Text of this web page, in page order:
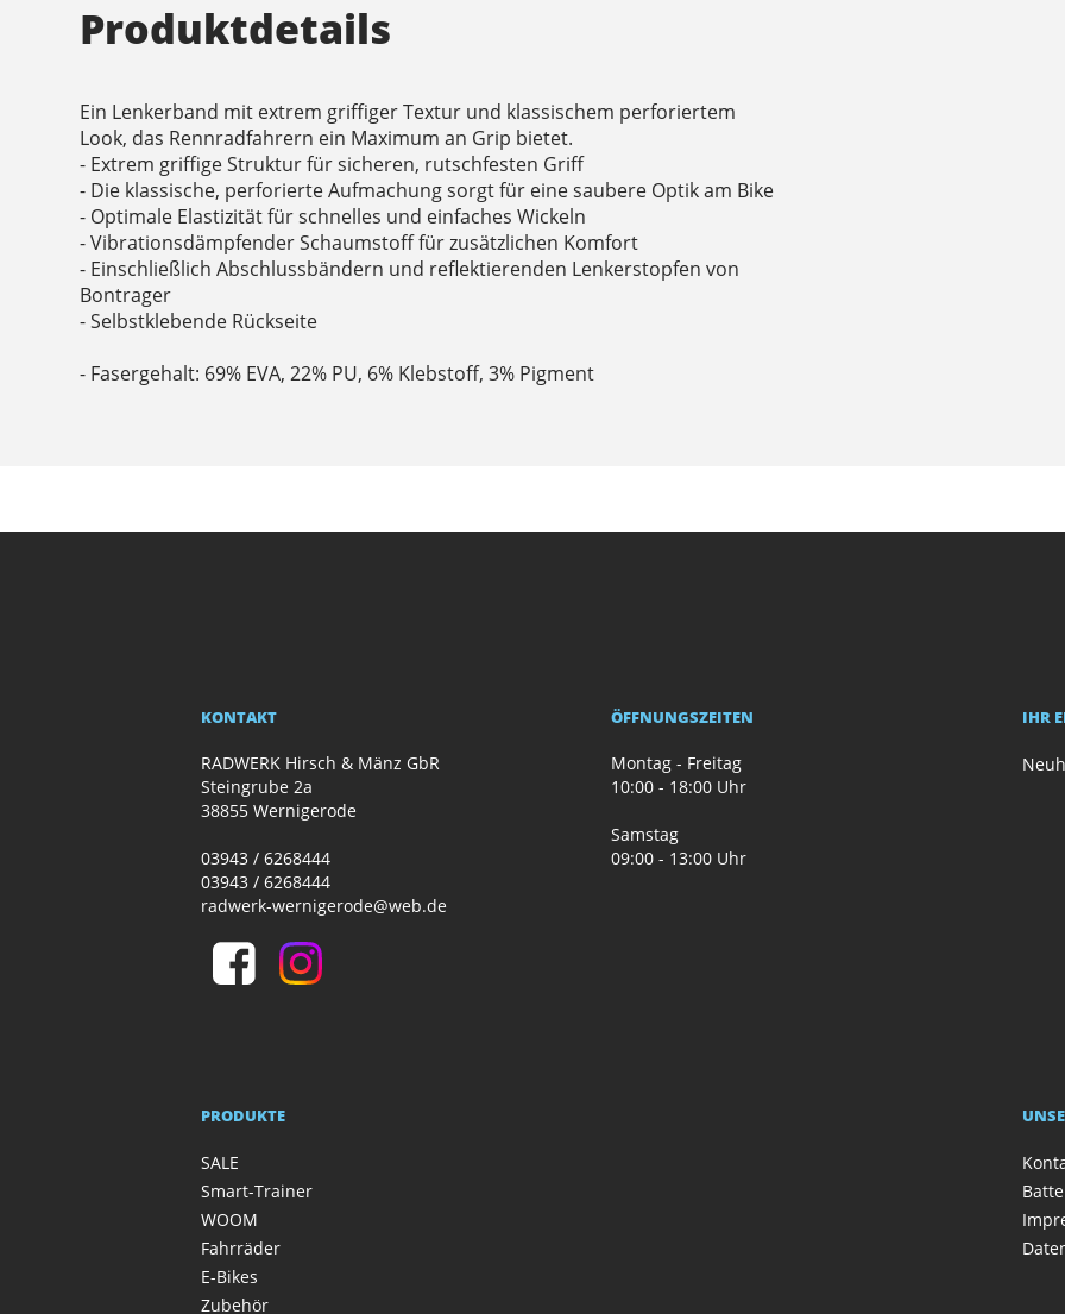
Produktdetails
Ein Lenkerband mit extrem griffiger Textur und klassischem perforiertem
Look, das Rennradfahrern ein Maximum an Grip bietet.
- Extrem griffige Struktur für sicheren, rutschfesten Griff
- Die klassische, perforierte Aufmachung sorgt für eine saubere Optik am Bike
- Optimale Elastizität für schnelles und einfaches Wickeln
- Vibrationsdämpfender Schaumstoff für zusätzlichen Komfort
- Einschließlich Abschlussbändern und reflektierenden Lenkerstopfen von
Bontrager
- Selbstklebende Rückseite
- Fasergehalt: 69% EVA, 22% PU, 6% Klebstoff, 3% Pigment
KONTAKT
RADWERK Hirsch & Mänz GbR
Steingrube 2a
38855 Wernigerode
03943 / 6268444
03943 / 6268444
radwerk-wernigerode@web.de
ÖFFNUNGSZEITEN
Montag - Freitag
10:00 - 18:00 Uhr
Samstag
09:00 - 13:00 Uhr
IHR
PRODUKTE
SALE
Smart-Trainer
WOOM
Fahrräder
E-Bikes
Zubehör